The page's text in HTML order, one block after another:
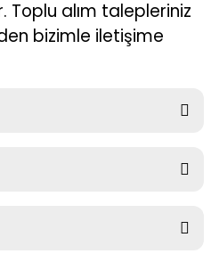
alım talepleriniz
bizimle iletişime
soru sorulmamış.